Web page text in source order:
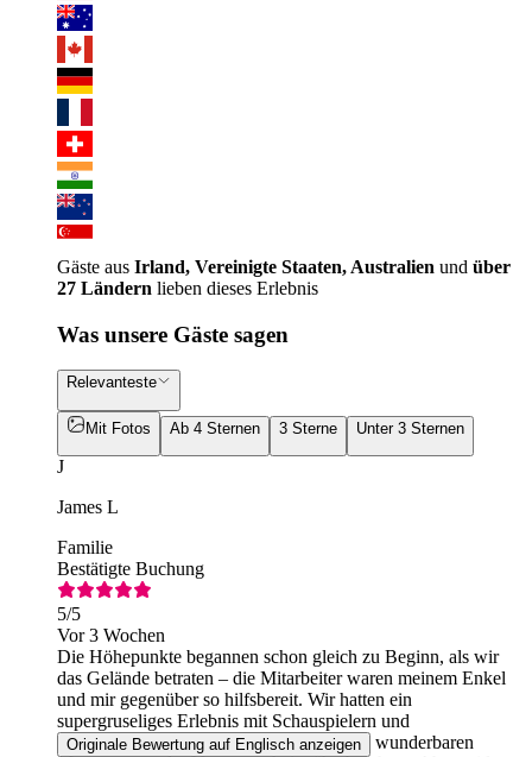
Gäste aus Irland, Vereinigte Staaten, Australien und über
27 Ländern lieben dieses Erlebnis
Was unsere Gäste sagen
Relevanteste
Mit Fotos Ab 4 Sternen 3 Sterne Unter 3 Sternen
J
James L
Familie
Bestätigte Buchung
5/5
Vor 3 Wochen
Die Höhepunkte begannen schon gleich zu Beginn, als wir
das Gelände betraten – die Mitarbeiter waren meinem Enkel
und mir gegenüber so hilfsbereit. Wir hatten ein
supergruseliges Erlebnis mit Schauspielern und
Schauspielerinnen, die uns alle möglichen wunderbaren
Originale Bewertung auf Englisch anzeigen